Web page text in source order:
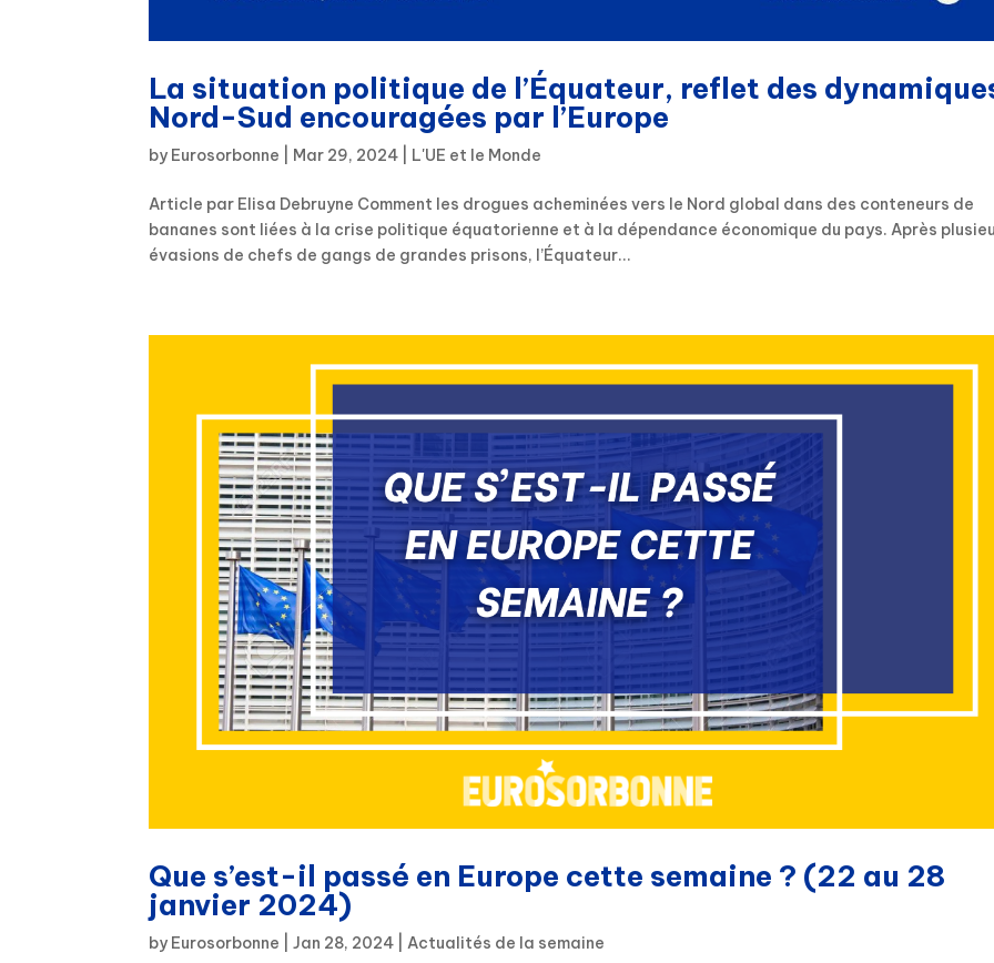
La situation politique de l’Équateur, reflet des
Nord-Sud encouragées par l’Europe
by Eurosorbonne Mar 29, 2024 L'UE et le Monde
Article par Elisa Debruyne Comment les drogues acheminées vers le Nord global dans des conteneurs de
bananes sont liées à la crise politique équatorienne et à la dépendance économique du pays. Après
évasions de chefs de gangs de grandes prisons, l’Équateur...
Que s’est-il passé en Europe cette semaine ? (22 au 28
janvier 2024)
by Eurosorbonne |Jan 28, 2024 |Actualités de la semaine